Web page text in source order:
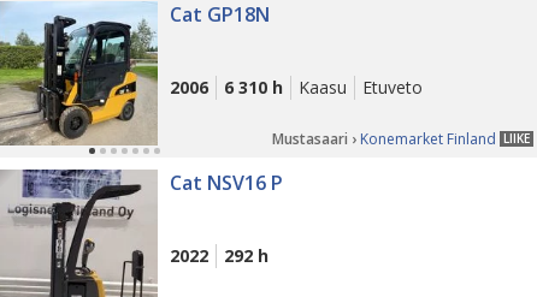
Cat GP18N
2006 6 310 h Kaasu Etuveto
LIIKE
Mustasaari › Konemarket Finland
Cat NSV16 P
2022 292 h